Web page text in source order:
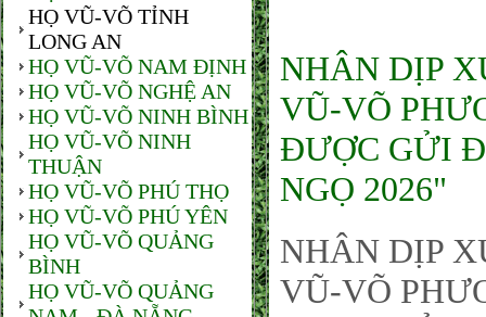
HỌ VŨ-VÕ TỈNH
LONG AN
HỌ VŨ-VÕ NAM ĐỊNH
HỌ VŨ-VÕ NGHỆ AN
HỌ VŨ-VÕ NINH BÌNH
HỌ VŨ-VÕ NINH
THUẬN
HỌ VŨ-VÕ PHÚ THỌ
HỌ VŨ-VÕ PHÚ YÊN
HỌ VŨ-VÕ QUẢNG
BÌNH
HỌ VŨ-VÕ QUẢNG
NHÂN DỊP
VŨ-VÕ
ĐƯỢC GỬI
NGỌ 2026"
NHÂN DỊP
VŨ-VÕ